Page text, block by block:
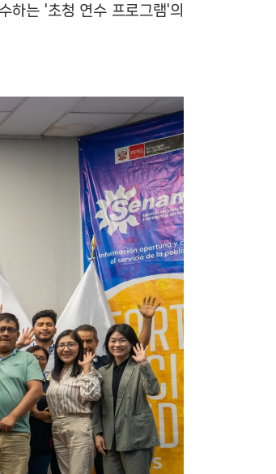
하는 '초청 연수 프로그램'의